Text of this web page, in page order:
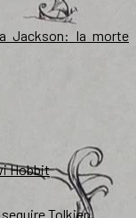
Jackson: la morte
Hobbit
Tolkien